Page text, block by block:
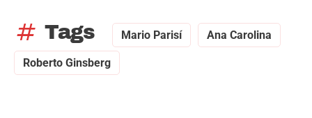
tag Tags Mario Parisí Ana Carolina
Roberto Ginsberg